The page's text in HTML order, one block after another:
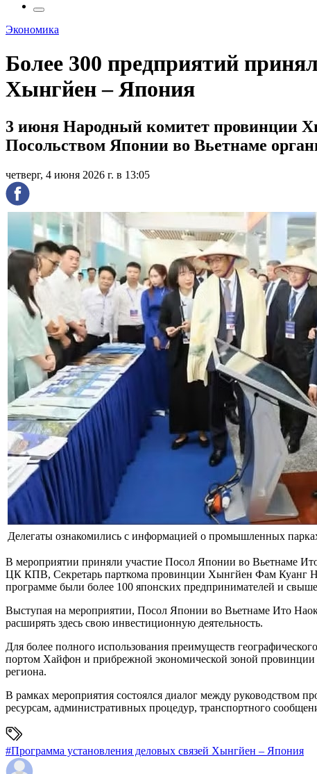
Экономика
Более 300 предприятий
Хынгйен – Япония
3 июня Народный комитет провинции
Посольством Японии во Вьетнаме
четверг, 4 июня 2026 г. в 13:05
Делегаты ознакомились с информацией о промышленных
В мероприятии приняли участие Посол Японии во Вьетнаме
ЦК КПВ, Секретарь парткома провинции Хынгйен Фам Куанг
программе были более 100 японских предпринимателей и
Выступая на мероприятии, Посол Японии во Вьетнаме Ито
расширять здесь свою инвестиционную деятельность.
Для более полного использования преимуществ
портом Хайфон и прибрежной экономической зоной провинции
региона.
В рамках мероприятия состоялся диалог между
ресурсам, административных процедур, транспортного
#Программа установления деловых связей Хынгйен – Япония